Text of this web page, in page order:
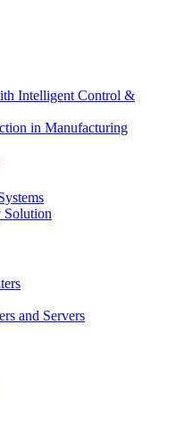
Intelligent Control &
in Manufacturing
Solution
and Servers